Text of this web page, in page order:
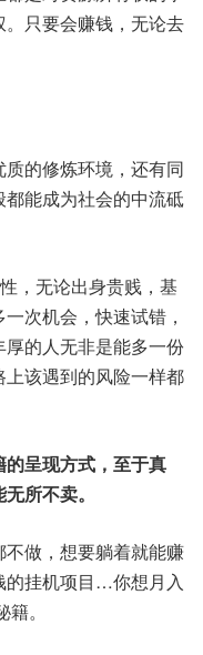
只要会赚钱，无论去
的修炼环境，还有同
能成为社会的中流砥
，无论出身贵贱，基
次机会，快速试错，
的人无非是能多一份
该遇到的风险一样都
呈现方式，至于真
所不卖。
做，想要躺着就能赚
的挂机项目…你想月入
。